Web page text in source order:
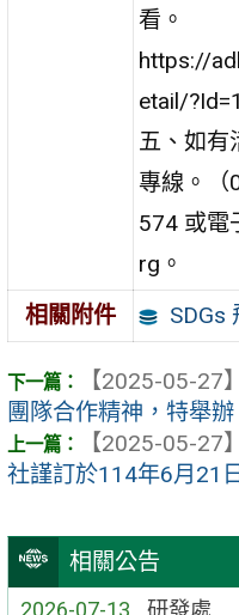
相關公告
2026-07-13 研發處
看。
https://
etail/
五、如有
專線。（
574 或電
rg。
相關附件
SDGs
【2025-05-27】
團隊合作精神，特舉
【2025-05-27】
社謹訂於114年6月21